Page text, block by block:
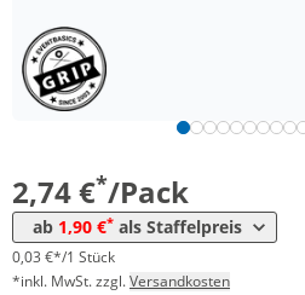
2,74 €*/Pack
ab 1,90 €* als Staffelpreis
ab 50 Pack
ab 100 Pack 2,14 €
0,03 €*/1 Stück
*inkl. MwSt. zzgl.Versandkosten